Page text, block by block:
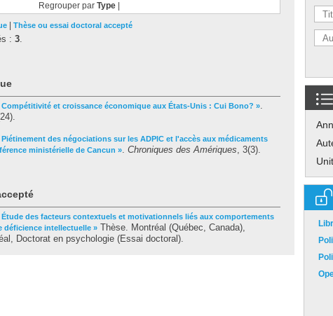
Regrouper par Type|
Thèse ou essai doctoral accepté
: 3.
Compétitivité et croissance économique aux États-Unis : Cui Bono? ».
Piétinement des négociations sur les ADPIC et l'accès aux médicaments
ministérielle de Cancun ». Chroniques des Amériques, 3(3).
Étude des facteurs contextuels et motivationnels liés aux comportements
déficience intellectuelle » Thèse. Montréal (Québec, Canada),
Doctorat en psychologie (Essai doctoral).